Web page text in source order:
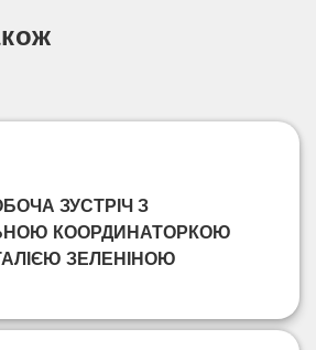
ЗУСТРІЧ З
КООРДИНАТОРКОЮ
ЗЕЛЕНІНОЮ